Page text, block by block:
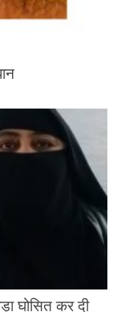
घोसित कर दी